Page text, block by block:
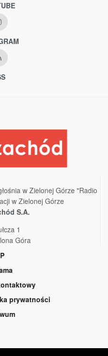
w Zielonej Górze "Radio
w Zielonej Górze
S.A.
1
Góra
prywatności